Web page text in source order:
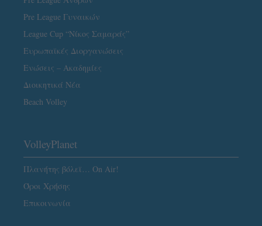
Pre League Γυναικών
League Cup “Νίκος Σαμαράς”
Ευρωπαϊκές Διοργανώσεις
Ενώσεις – Ακαδημίες
Διοικητικά Νέα
Beach Volley
VolleyPlanet
Πλανήτης βόλεϊ… On Air!
Όροι Χρήσης
Επικοινωνία